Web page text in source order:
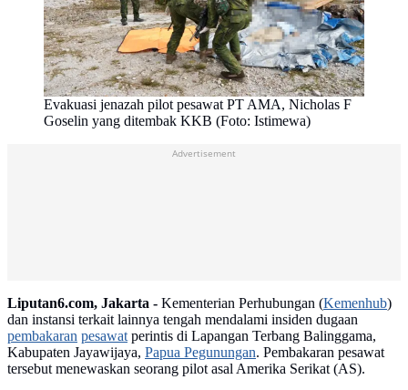
Evakuasi jenazah pilot pesawat PT AMA, Nicholas F
Goselin yang ditembak KKB (Foto: Istimewa)
Advertisement
Liputan6.com, Jakarta - Kementerian Perhubungan (Kemenhub)
dan instansi terkait lainnya tengah mendalami insiden dugaan
pembakaran pesawatperintis di Lapangan Terbang Balinggama,
Kabupaten Jayawijaya, Papua Pegunungan. Pembakaran pesawat
tersebut menewaskan seorang pilot asal Amerika Serikat (AS).